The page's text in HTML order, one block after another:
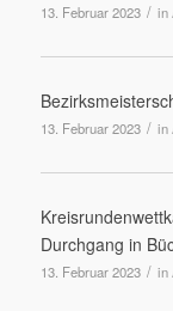
13. Februar 2023 / in
13. Februar 2023 / in
Durchgang in
13. Februar 2023 / in